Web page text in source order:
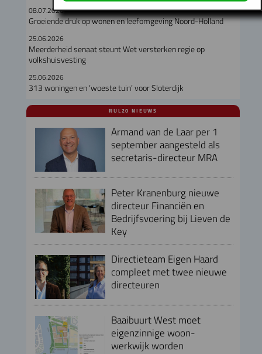
08.07.2026
Groeiende druk op wonen en leefomgeving Noord-Holland
25.06.2026
Meerderheid senaat steunt Wet versterken regie op
volkshuisvesting
25.06.2026
313 woningen en ‘woeste tuin’ voor Sloterdijk
NUL20 NIEUWS
Armand van de Laar per 1
september aangesteld als
secretaris-directeur MRA
Peter Kranenburg nieuwe
directeur Financiën en
Bedrijfsvoering bij Lieven de
Key
Directieteam Eigen Haard
compleet met twee nieuwe
directeuren
Baaibuurt West moet
eigenzinnige woon-
werkwijk worden